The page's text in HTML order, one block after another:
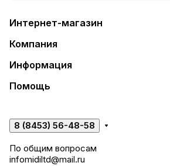
Интернет-магазин
Компания
Информация
Помощь
8 (8453) 56-48-58
По общим вопросам
infomidiltd@mail.ru